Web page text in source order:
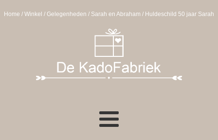
Home / Winkel / Gelegenheden / Sarah en Abraham / Huldeschild 50 jaar Sarah